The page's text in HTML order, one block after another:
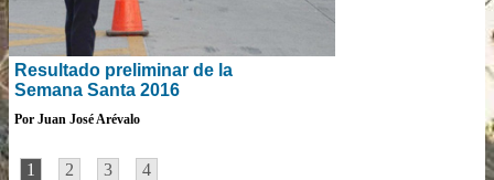
Resultado preliminar de la
Semana Santa 2016
Por Juan José Arévalo
1 2 3 4